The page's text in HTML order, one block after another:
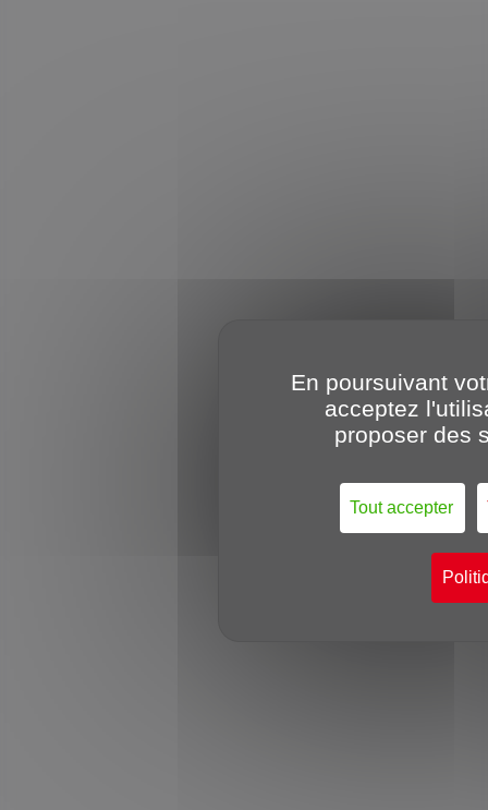
En poursuivant
acceptez
proposer des
Tout accepter